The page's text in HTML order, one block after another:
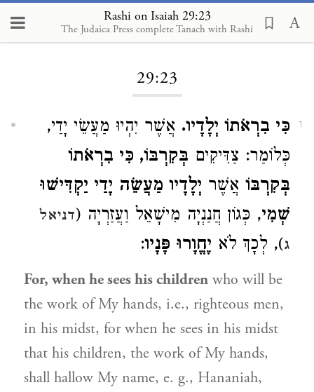
Rashi on Isaiah 29:23
The Judaica Press complete Tanach with Rashi
Loading...
29:23
1 כִּי בִרְאֹתוֹ יְלָדָיו. אֲשֶׁר יִהְיוּ מַעֲשֵׂי יָדַי,
כְּלוֹמַר: צַדִּיקִים בְּקִרְבּוֹ, כִּי בִרְאֹתוֹ
בְּקִרְבּוֹ אֲשֶׁר יְלָדָיו מַעֲשֵׂה יָדַי יַקְדִּישׁוּ
שְׁמִי, כְּגוֹן חֲנַנְיָה מִישָׁאֵל וַעֲזַרְיָה (דניאל
ג), לְכָךְ לֹא יֶחֱוָרוּ פָּנָיו:
For, when he sees his children who will be
the work of My hands, i.e., righteous men,
in his midst, for when he sees in his midst
that his children, the work of My hands,
shall hallow My name, e. g., Hananiah,